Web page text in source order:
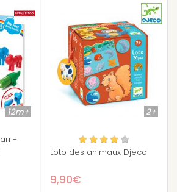
12m+
-
2+
Loto des animaux Djeco
9,90€